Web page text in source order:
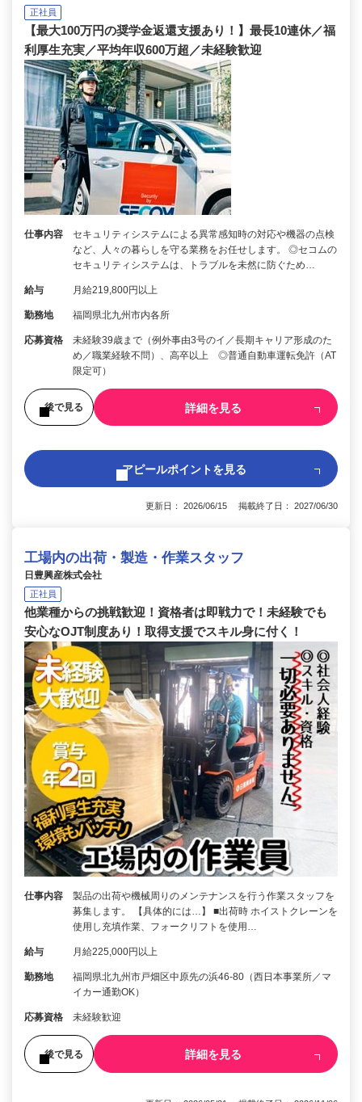
正社員
【最大100万円の奨学金返還支援あり！】最長10連休／福
利厚生充実／平均年収600万超／未経験歓迎
仕事内容
セキュリティシステムによる異常感知時の対応や機器の点検
など、人々の暮らしを守る業務をお任せします。 ◎セコムの
セキュリティシステムは、トラブルを未然に防ぐため…
給与 月給219,800円以上
勤務地 福岡県北九州市内各所
応募資格
未経験39歳まで（例外事由3号のイ／長期キャリア形成のた
め／職業経験不問）、高卒以上 ◎普通自動車運転免許（AT
限定可）
後で見る 詳細を見る
アピールポイントを見る
更新日： 2026/06/15 掲載終了日： 2027/06/30
工場内の出荷・製造・作業スタッフ
日豊興産株式会社
正社員
他業種からの挑戦歓迎！資格者は即戦力で！未経験でも
安心なOJT制度あり！取得支援でスキル身に付く！
仕事内容
製品の出荷や機械周りのメンテナンスを行う作業スタッフを
募集します。 【具体的には…】 ■出荷時 ホイストクレーンを
使用し充填作業、フォークリフトを使用…
給与 月給225,000円以上
勤務地
福岡県北九州市戸畑区中原先の浜46-80（西日本事業所／マ
イカー通勤OK）
応募資格 未経験歓迎
後で見る 詳細を見る